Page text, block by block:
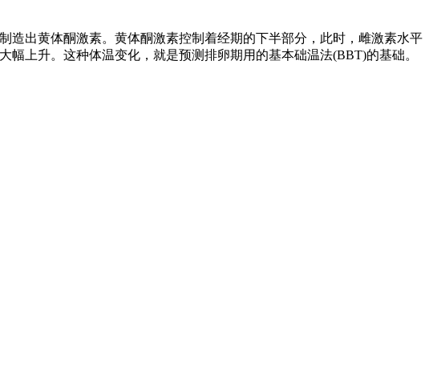
造出黄体酮激素。黄体酮激素控制着经期的下半部分，此时，雌激素水平
上升。这种体温变化，就是预测排卵期用的基本础温法(BBT)的基础。